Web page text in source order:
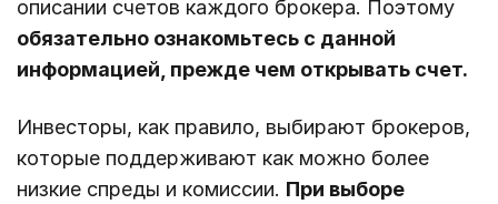
описании счетов каждого брокера. Поэтому
обязательно ознакомьтесь с данной
информацией, прежде чем открывать счет.
Инвесторы, как правило, выбирают брокеров,
которые поддерживают как можно более
низкие спреды и комиссии. При выборе